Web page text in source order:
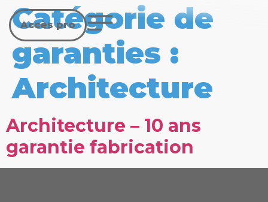
Accès pro
Catégorie de
garanties :
Architecture
Architecture – 10 ans
garantie fabrication